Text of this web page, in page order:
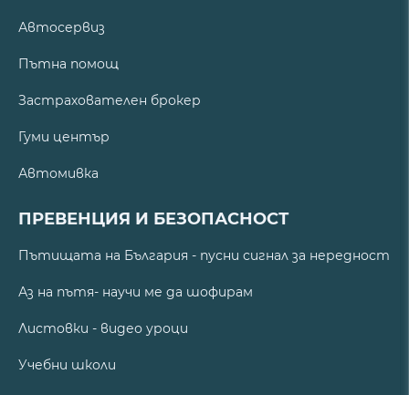
Автосервиз
Пътна помощ
Застрахователен брокер
Гуми център
Автомивка
ПРЕВЕНЦИЯ И БЕЗОПАСНОСТ
Пътищата на България - пусни сигнал за нередност
Аз на пътя- научи ме да шофирам
Листовки - видео уроци
Учебни школи